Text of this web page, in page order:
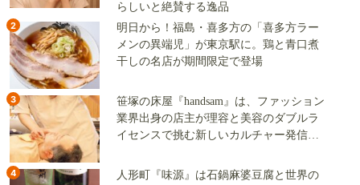
らしいと絶賛する逸品
2
明日から！福島・喜多方の「喜多方ラー
メンの異端児」が東京駅に。鶏と青口煮
干しの名店が期間限定で登場
3
笹塚の床屋『handsam』は、ファッション
業界出身の店主が理容と美容のダブルラ
イセンスで挑む新しいカルチャー発信基
4
人形町『味源』は石鍋麻婆豆腐と世界の